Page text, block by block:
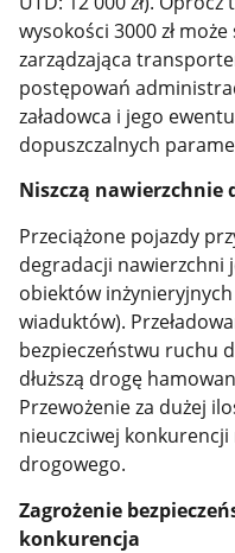
wysokości 3000 zł
zarządzająca
postępowań
załadowca i jego
dopuszczalnych
Niszczą nawierzchnie
Przeciążone pojazdy
degradacji nawierzchni
obiektów
wiaduktów).
bezpieczeństwu ruchu
dłuższą drogę
Przewożenie za dużej
nieuczciwej
drogowego.
Zagrożenie
konkurencja